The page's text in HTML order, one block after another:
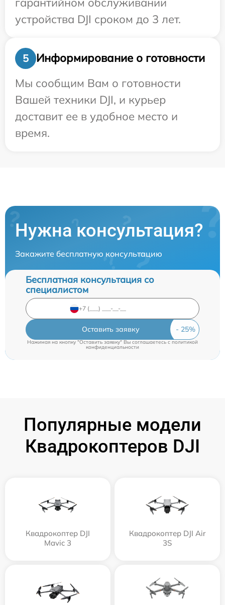
устройства DJI сроком до 3 лет.
5
Информирование о готовности
Мы сообщим Вам о готовности
Вашей техники DJI, и курьер
доставит ее в удобное место и
время.
Нужна консультация?
Закажите бесплатную консультацию
Бесплатная консультация со
специалистом
Оставить заявку
Нажимая на кнопку "Оставить заявку" Вы соглашаетесь cполитикой
конфиденциальности
Популярные модели
Квадрокоптеров DJI
Квадрокоптер DJI
Mavic 3
Квадрокоптер DJI Air
3S